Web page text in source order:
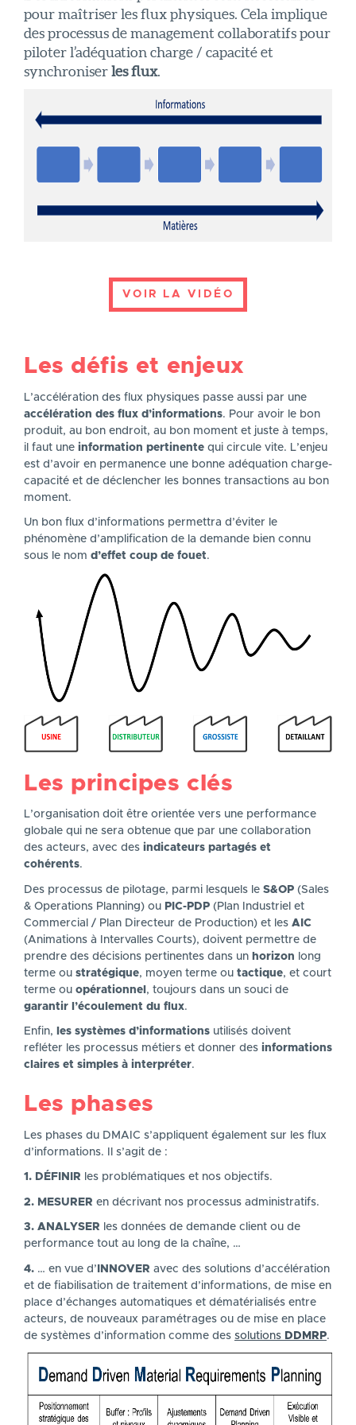
pour maîtriser les flux physiques. Cela implique
des processus de management collaboratifs pour
piloter l’adéquation charge / capacité et
synchroniserles flux.
VOIR LA VIDÉO
Les défis et enjeux
L’accélération des flux physiques passe aussi par une
accélération des flux d’informations. Pour avoir le bon
produit, au bon endroit, au bon moment et juste à temps,
il faut une information pertinente qui circule vite. L’enjeu
est d’avoir en permanence une bonne adéquation charge-
capacité et de déclencher les bonnes transactions au bon
moment.
Un bon flux d’informations permettra d’éviter le
phénomène d’amplification de la demande bien connu
sous le nom d’effet coup de fouet.
Les principes clés
L’organisation doit être orientée vers une performance
globale qui ne sera obtenue que par une collaboration
des acteurs, avec des indicateurs partagés et
cohérents.
Des processus de pilotage, parmi lesquels le S&OP (Sales
& Operations Planning) ou PIC-PDP (Plan Industriel et
Commercial / Plan Directeur de Production) et les AIC
(Animations à Intervalles Courts), doivent permettre de
prendre des décisions pertinentes dans un horizon long
terme ou stratégique, moyen terme ou tactique, et court
terme ou opérationnel , toujours dans un souci de
garantir l’écoulement du flux.
Enfin, les systèmes d’informations utilisés doivent
refléter les processus métiers et donner des informations
claires et simples à interpréter.
Les phases
Les phases du DMAIC s’appliquent également sur les flux
d’informations. Il s’agit de :
1. DÉFINIR les problématiques et nos objectifs.
2. MESURER en décrivant nos processus administratifs.
3. ANALYSER les données de demande client ou de
performance tout au long de la chaîne, …
4. … en vue d’ INNOVER avec des solutions d’accélération
et de fiabilisation de traitement d’informations, de mise en
place d’échanges automatiques et dématérialisés entre
acteurs, de nouveaux paramétrages ou de mise en place
de systèmes d’information comme des solutions DDMRP.